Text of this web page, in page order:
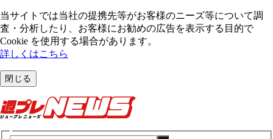
当サイトでは当社の提携先等がお客様のニーズ等について調
査・分析したり、お客様にお勧めの広告を表⽰する⽬的で
Cookie を使⽤する場合があります。
詳しくはこちら
閉じる